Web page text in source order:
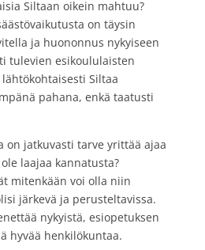
Siltaan oikein mahtuu?
on täysin
ja huononnus nykyiseen
tulevien esikoululaisten
Siltaa
pahana, enkä taatusti
on jatkuvasti tarve yrittää ajaa
laajaa kannatusta?
mitenkään voi olla niin
järkevä ja perusteltavissa.
nykyistä, esiopetuksen
hyvää henkilökuntaa.